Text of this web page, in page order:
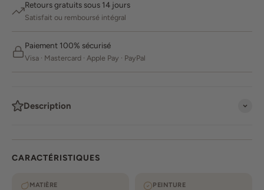
Retours gratuits sous 14 jours
Satisfait ou remboursé intégral
Paiement 100% sécurisé
Visa · Mastercard · Apple Pay · PayPal
Description
CARACTÉRISTIQUES
MATIÈRE PEINTURE